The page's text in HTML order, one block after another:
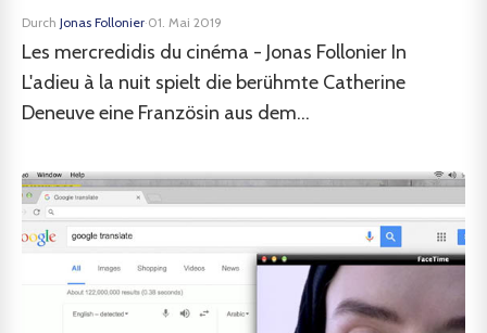
Durch Jonas Follonier·01. Mai 2019
Les mercredidis du cinéma - Jonas Follonier In
L'adieu à la nuit spielt die berühmte Catherine
Deneuve eine Französin aus dem...